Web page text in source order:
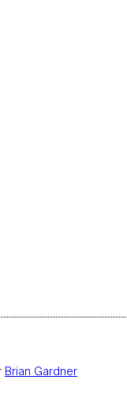
Brian Gardner